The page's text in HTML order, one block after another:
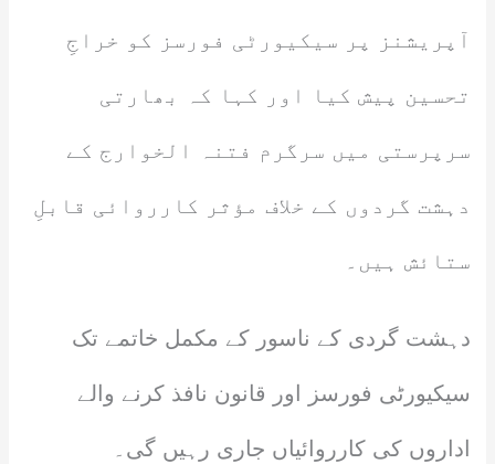
آپریشنز پر سیکیورٹی فورسز کو خراجِ
تحسین پیش کیا اور کہا کہ بھارتی
سرپرستی میں سرگرم فتنہ الخوارج کے
دہشت گردوں کے خلاف مؤثر کارروائی قابلِ
ستائش ہیں۔
دہشت گردی کے ناسور کے مکمل خاتمے تک
سیکیورٹی فورسز اور قانون نافذ کرنے والے
اداروں کی کارروائیاں جاری رہیں گی۔